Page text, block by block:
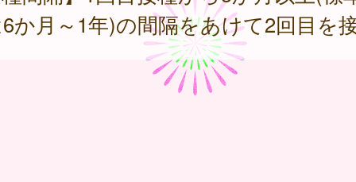
か月～1年)の間隔をあけて2回目を